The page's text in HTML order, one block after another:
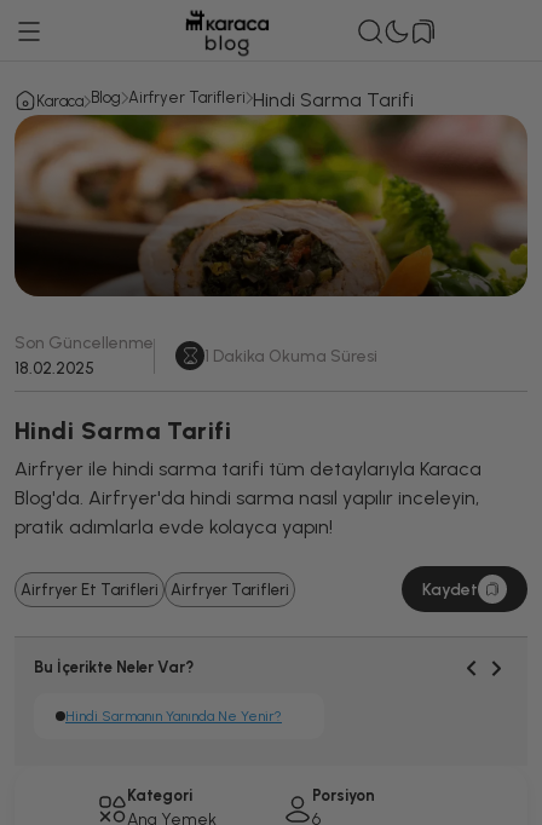
Karaca Blog Airfryer Tarifleri Hindi Sarma Tarifi
Son Güncellenme
18.02.2025
1 Dakika Okuma Süresi
Hindi Sarma Tarifi
Airfryer ile hindi sarma tarifi tüm detaylarıyla Karaca
Blog'da. Airfryer'da hindi sarma nasıl yapılır inceleyin,
pratik adımlarla evde kolayca yapın!
Airfryer Et Tarifleri Airfryer Tarifleri Kaydet
Bu İçerikte Neler Var?
Hindi Sarmanın Yanında Ne Yenir?
Kategori
Ana Yemek
Porsiyon
6